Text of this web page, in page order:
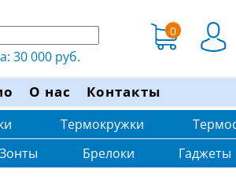
30 000 руб.
0
О нас Контакты
Термокружки
Зонты Брелоки Гаджеты